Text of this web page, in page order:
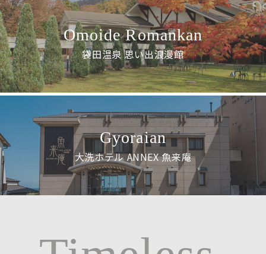
Omoide Romankan
袋田温泉 思い出浪漫館
Gyoraian
大洗ホテル ANNEX 魚来庵